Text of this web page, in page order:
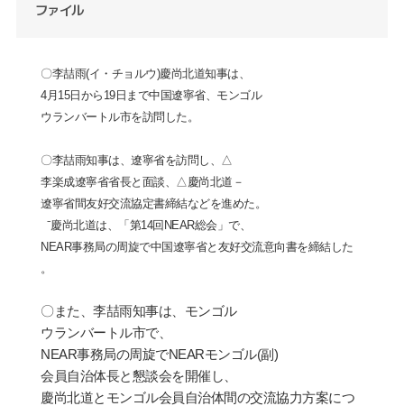
ファイル
〇李喆雨(イ・チョルウ)慶尚北道知事は、
4月 15日から 19日まで中国遼寧省、モンゴル
ウランバートル市を訪問した。
〇李喆雨知事は、遼寧省を訪問し、
△
李楽成遼寧省省長と面談、
△ 慶尚北道－
遼寧省間友好交流協定書締結などを進めた。
⁻慶尚北道は、「第14回NEAR総会」で、
NEAR事務局の周旋で中国遼寧省と友好交流意向書を締結した
。
〇また、李喆雨知事は、モンゴル
ウランバートル市で、
NEAR事務局の周旋でNEARモンゴル(副 )
会員自治体長と懇談会を開催し、
慶尚北道とモンゴル会員自治体間の交流協力方案につ